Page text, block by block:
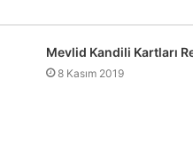
Mevlid Kandili Kartları
8 Kasım 2019